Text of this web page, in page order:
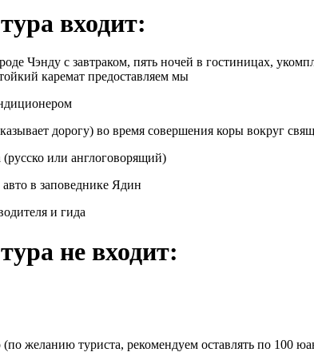
входит:
Чэнду с завтраком, пять ночей в гостиницах,
каремат предоставляем мы
дорогу) во время совершения коры вокруг
или англоговорящий)
в заповеднике Ядин
и гида
не входит:
желанию туриста, рекомендуем оставлять по 100